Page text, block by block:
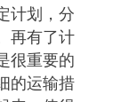
划，分
再有了计
很重要的
的运输措